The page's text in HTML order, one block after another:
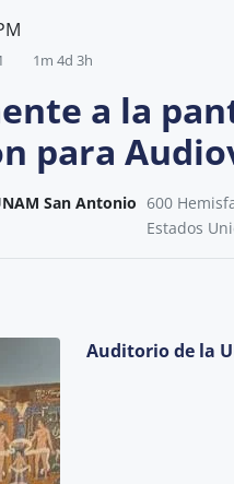
1m 4d 3h
a la
para
San Antonio 600
Estados
Auditorio de la